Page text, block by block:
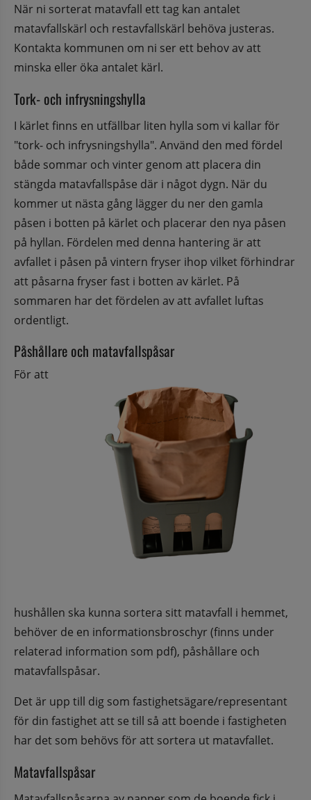
När ni sorterat matavfall ett tag kan antalet
matavfallskärl och restavfallskärl behöva justeras.
Kontakta kommunen om ni ser ett behov av att
minska eller öka antalet kärl.
Tork- och infrysningshylla
I kärlet finns en utfällbar liten hylla som vi kallar för
"tork- och infrysningshylla". Använd den med fördel
både sommar och vinter genom att placera din
stängda matavfallspåse där i något dygn. När du
kommer ut nästa gång lägger du ner den gamla
påsen i botten på kärlet och placerar den nya påsen
på hyllan. Fördelen med denna hantering är att
avfallet i påsen på vintern fryser ihop vilket förhindrar
att påsarna fryser fast i botten av kärlet. På
sommaren har det fördelen av att avfallet luftas
ordentligt.
Påshållare och matavfallspåsar
För att
hushållen ska kunna sortera sitt matavfall i hemmet,
behöver de en informationsbroschyr (finns under
relaterad information som pdf), påshållare och
matavfallspåsar.
Det är upp till dig som fastighetsägare/representant
för din fastighet att se till så att boende i fastigheten
har det som behövs för att sortera ut matavfallet.
Matavfallspåsar